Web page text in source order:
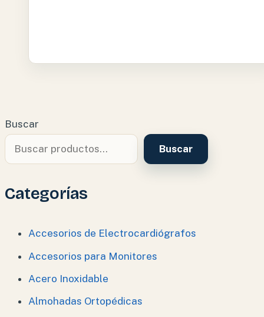
Buscar
Buscar
Categorías
Accesorios de Electrocardiógrafos
Accesorios para Monitores
Acero Inoxidable
Almohadas Ortopédicas